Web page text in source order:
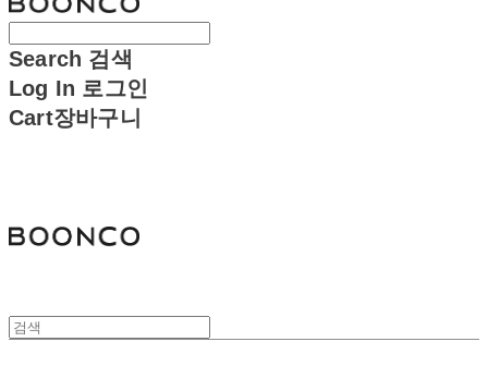
Search 검색
Log In 로그인
Cart장바구니